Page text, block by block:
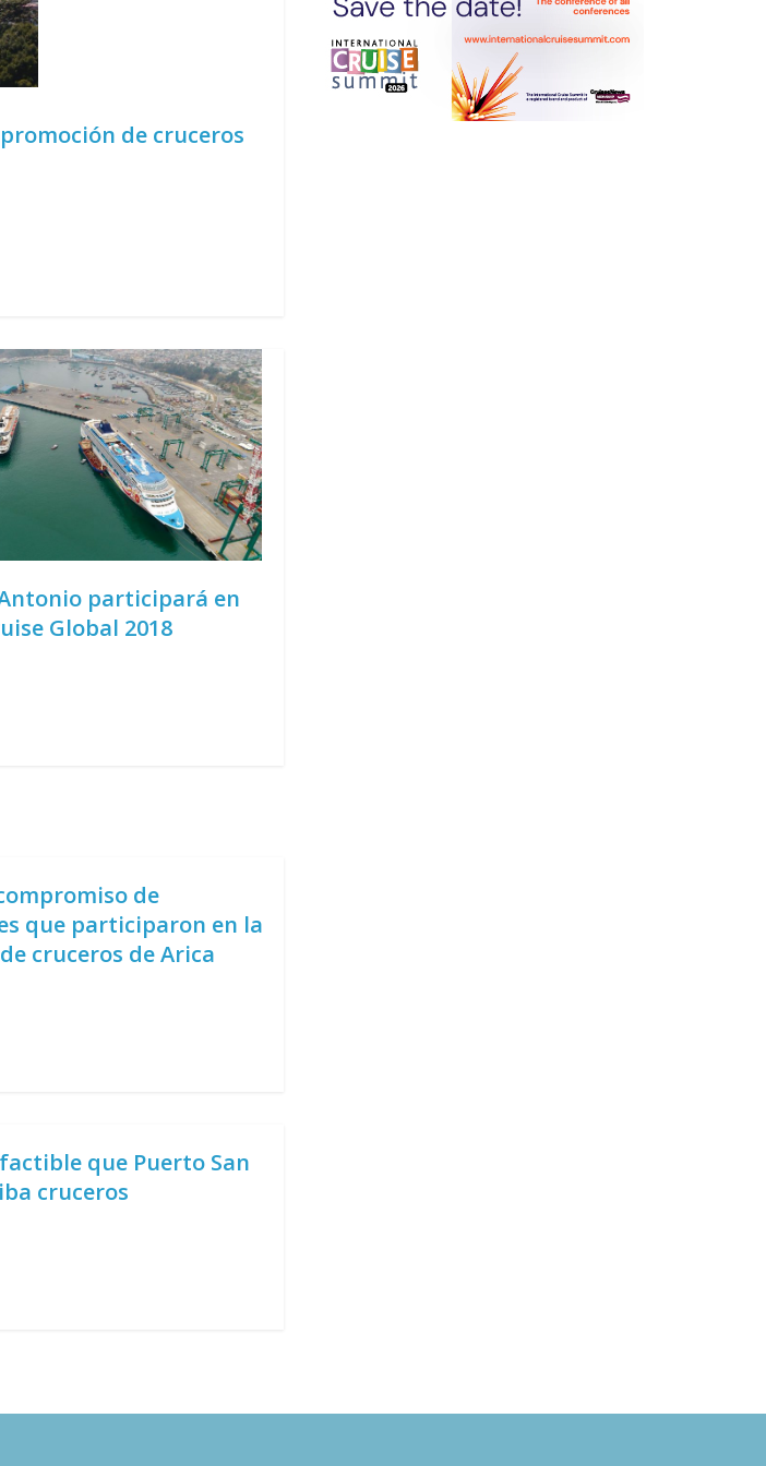
de cruceros
participará en
Global 2018
de
que participaron en la
cruceros de Arica
que Puerto San
cruceros